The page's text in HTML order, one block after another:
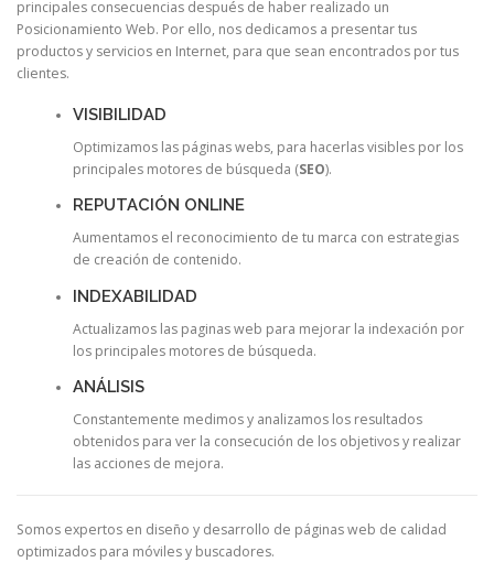
principales consecuencias después de haber realizado un
Posicionamiento Web. Por ello, nos dedicamos a presentar tus
productos y servicios en Internet, para que sean encontrados por tus
clientes.
VISIBILIDAD
Optimizamos las páginas webs, para hacerlas visibles por los
principales motores de búsqueda (SEO).
REPUTACIÓN ONLINE
Aumentamos el reconocimiento de tu marca con estrategias
de creación de contenido.
INDEXABILIDAD
Actualizamos las paginas web para mejorar la indexación por
los principales motores de búsqueda.
ANÁLISIS
Constantemente medimos y analizamos los resultados
obtenidos para ver la consecución de los objetivos y realizar
las acciones de mejora.
Somos expertos en diseño y desarrollo de páginas web de calidad
optimizados para móviles y buscadores.